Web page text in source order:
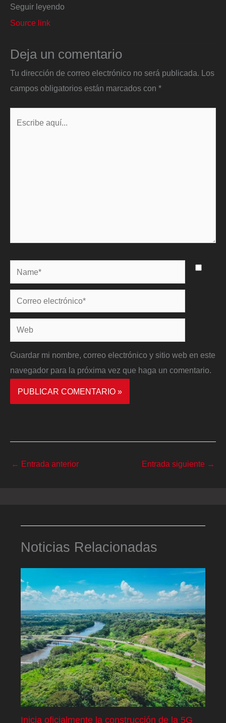
Seguir leyendo
Source link
Deja un comentario
Tu dirección de correo electrónico no será publicada. Los
campos obligatorios están marcados con *
Name*
Correo
electrónico*
Web
Guardar mi nombre, correo electrónico y sitio web en este
navegador para la próxima vez que haga un comentario.
← Entrada anterior Entrada siguiente →
Noticias Relacionadas
Inicia oficialmente la construcción de la 5G